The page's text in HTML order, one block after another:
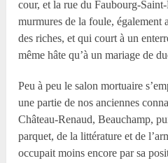
cour, et la rue du Faubourg-
murmures de la foule, également
des riches, et qui court à un
même hâte qu’à un mariage de
Peu à peu le salon mortuaire
une partie de nos anciennes
Château-Renaud, Beauchamp,
parquet, de la littérature et de
occupait moins encore par sa